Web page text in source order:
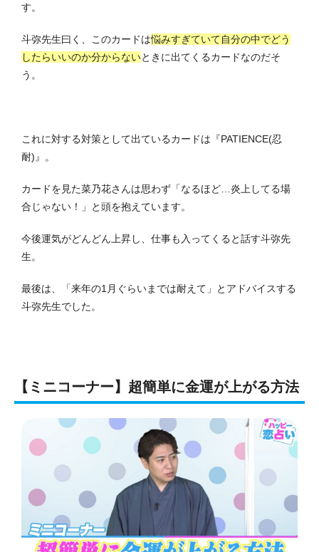
す。
斗弥先生曰く、このカードは悩みすぎていて自分の中でどう
したらいいのか分からないときに出てくるカードなのだそ
う。
これに対する対策として出ているカードは『PATIENCE(忍
耐)』。
カードを見た菜乃花さんは思わず「なるほど…炎上してる場
合じゃない！」と頭を抱えています。
今後運気がどんどん上昇し、仕事も入ってくると話す斗弥先
生。
最後は、「来年の1月ぐらいまでは耐えて」とアドバイスする
斗弥先生でした。
【ミニコーナー】超簡単に金運が上がる方法